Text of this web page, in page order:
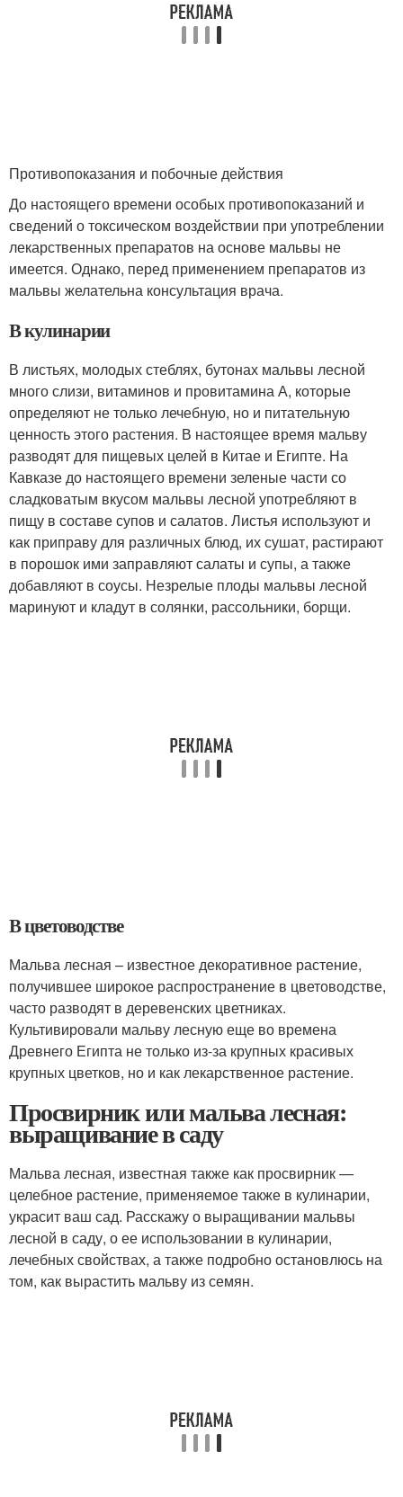
Противопоказания и побочные действия
До настоящего времени особых противопоказаний и
сведений о токсическом воздействии при употреблении
лекарственных препаратов на основе мальвы не
имеется. Однако, перед применением препаратов из
мальвы желательна консультация врача.
В кулинарии
В листьях, молодых стеблях, бутонах мальвы лесной
много слизи, витаминов и провитамина А, которые
определяют не только лечебную, но и питательную
ценность этого растения. В настоящее время мальву
разводят для пищевых целей в Китае и Египте. На
Кавказе до настоящего времени зеленые части со
сладковатым вкусом мальвы лесной употребляют в
пищу в составе супов и салатов. Листья используют и
как приправу для различных блюд, их сушат, растирают
в порошок ими заправляют салаты и супы, а также
добавляют в соусы. Незрелые плоды мальвы лесной
маринуют и кладут в солянки, рассольники, борщи.
В цветоводстве
Мальва лесная – известное декоративное растение,
получившее широкое распространение в цветоводстве,
часто разводят в деревенских цветниках.
Культивировали мальву лесную еще во времена
Древнего Египта не только из-за крупных красивых
крупных цветков, но и как лекарственное растение.
Просвирник или мальва лесная:
выращивание в саду
Мальва лесная, известная также как просвирник —
целебное растение, применяемое также в кулинарии,
украсит ваш сад. Расскажу о выращивании мальвы
лесной в саду, о ее использовании в кулинарии,
лечебных свойствах, а также подробно остановлюсь на
том, как вырастить мальву из семян.